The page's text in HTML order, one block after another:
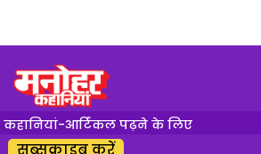
आर्टिकल पढ़ने के लिए